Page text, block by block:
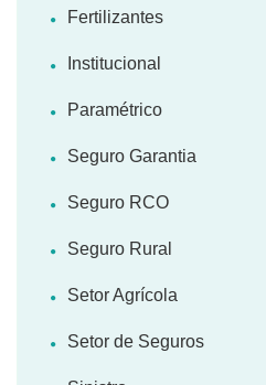
Fertilizantes
Institucional
Paramétrico
Seguro Garantia
Seguro RCO
Seguro Rural
Setor Agrícola
Setor de Seguros